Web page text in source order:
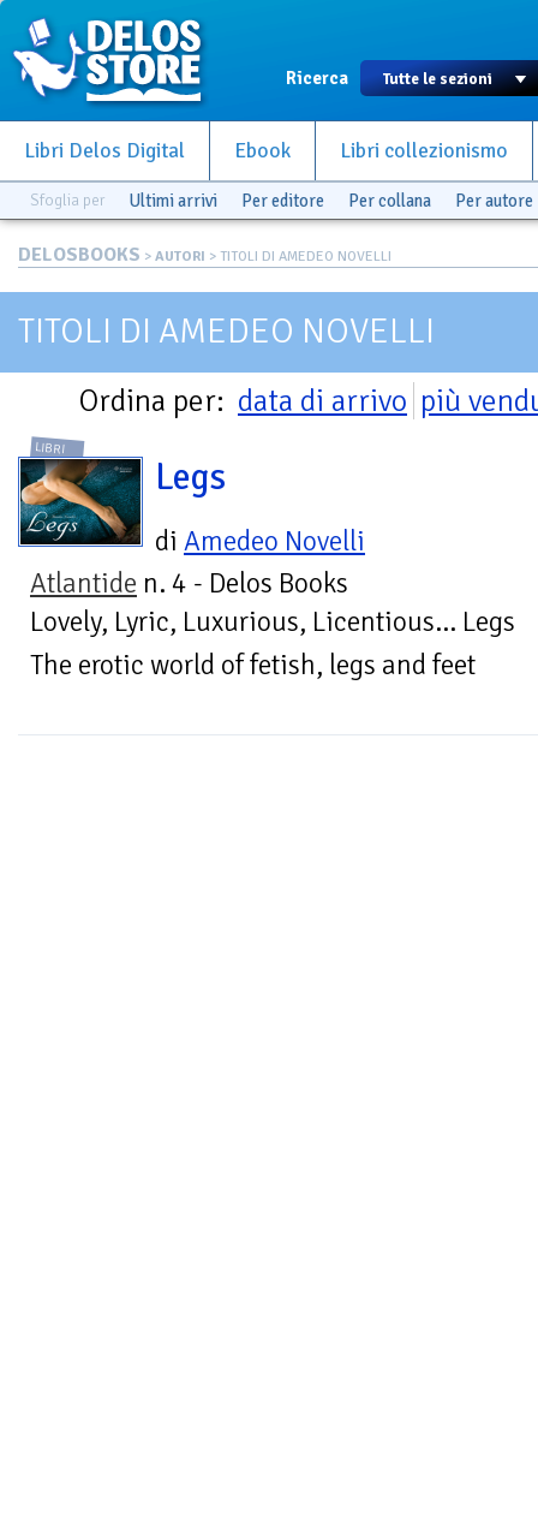
Ricerca
Libri Delos Digital Ebook Libri collezionismo
Sfoglia per Ultimi arrivi Per editore Per collana Per autore
DELOSBOOKS > AUTORI > TITOLI DI AMEDEO NOVELLI
TITOLI DI AMEDEO NOVELLI
Ordina per: data di arrivo più
LIBRI
Legs
di Amedeo Novelli
Atlantide n. 4 - Delos Books
Lovely, Lyric, Luxurious, Licentious... Legs
The erotic world of fetish, legs and feet